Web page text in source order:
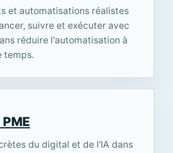
et automatisations réalistes
suivre et exécuter avec
réduire l'automatisation à
temps.
du digital et de l'IA dans